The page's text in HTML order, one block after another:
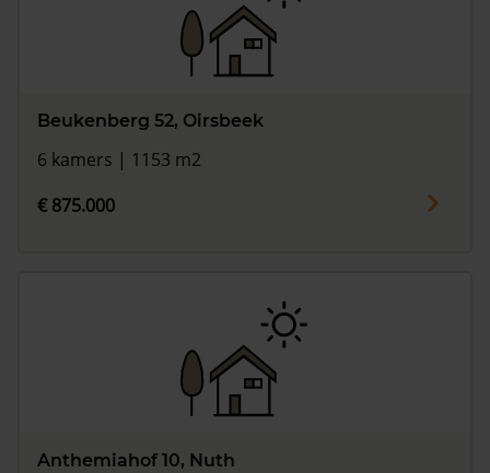
Beukenberg 52, Oirsbeek
6 kamers | 1153 m2
€ 875.000
Anthemiahof 10, Nuth